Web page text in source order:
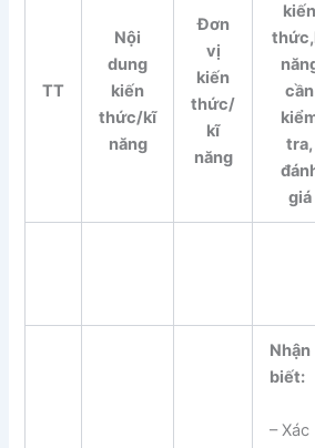
TT
Nội
dung
kiến
thức/kĩ
năng
Đơn
vị
kiến
thức/
kĩ
năng
kiến
thức,
cần
tra,
giá
Nhận
biết:
– Xác